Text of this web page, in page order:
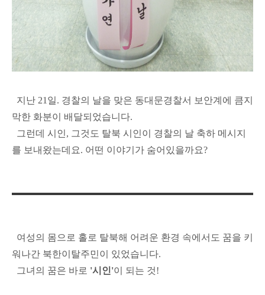
지난 21일. 경찰의 날을 맞은 동대문경찰서 보안계에 큼지
막한 화분이 배달되었습니다.
그런데 시인, 그것도 탈북 시인이 경찰의 날 축하 메시지
를 보내왔는데요. 어떤 이야기가 숨어있을까요?
여성의 몸으로 홀로 탈북해 어려운 환경 속에서도 꿈을 키
워나간 북한이탈주민이 있었습니다.
그녀의 꿈은 바로 '시인'이 되는 것!